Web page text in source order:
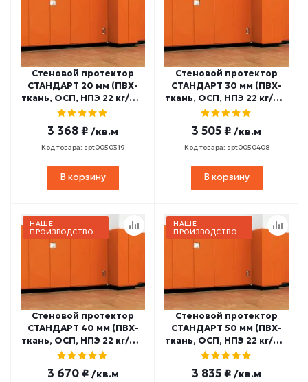
Стеновой протектор
СТАНДАРТ 20 мм (ПВХ-
ткань, ОСП, НПЭ 22 кг/м3)
СП-9
3 368 ₽ /кв.м
Код товара: spt0050319
В корзину
Стеновой протектор
СТАНДАРТ 30 мм (ПВХ-
ткань, ОСП, НПЭ 22 кг/м3)
СП-11
3 505 ₽ /кв.м
Код товара: spt0050408
В корзину
НАШЕ
ПРОИЗВОДСТВО
Стеновой протектор
СТАНДАРТ 40 мм (ПВХ-
ткань, ОСП, НПЭ 22 кг/м3)
СП-13
3 670 ₽ /кв.м
НАШЕ
ПРОИЗВОДСТВО
Стеновой протектор
СТАНДАРТ 50 мм (ПВХ-
ткань, ОСП, НПЭ 22 кг/м3)
СП-15
3 835 ₽ /кв.м